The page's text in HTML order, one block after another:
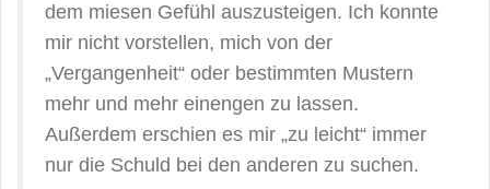
dem miesen Gefühl auszusteigen. Ich konnte
mir nicht vorstellen, mich von der
„Vergangenheit“ oder bestimmten Mustern
mehr und mehr einengen zu lassen.
Außerdem erschien es mir „zu leicht“ immer
nur die Schuld bei den anderen zu suchen.